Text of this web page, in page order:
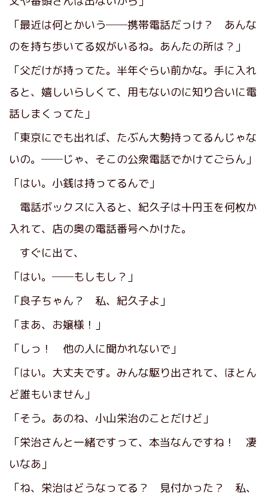
「最近は何とかいう──携帯電話だっけ？ あんな
のを持ち歩いてる奴がいるね。あんたの所は？」
「父だけが持ってた。半年ぐらい前かな。手に入れ
ると、嬉しいらしくて、用もないのに知り合いに電
話しまくってた」
「東京にでも出れば、たぶん大勢持ってるんじゃな
いの。──じゃ、そこの公衆電話でかけてごらん」
「はい。小銭は持ってるんで」
電話ボックスに入ると、紀久子は十円玉を何枚か
入れて、店の奥の電話番号へかけた。
すぐに出て、
「はい。──もしもし？」
「良子ちゃん？ 私、紀久子よ」
「まあ、お嬢様！」
「しっ！ 他の人に聞かれないで」
「はい。大丈夫です。みんな駆り出されて、ほとん
ど誰もいません」
「そう。あのね、小山栄治のことだけど」
「栄治さんと一緒ですって、本当なんですね！ 凄
いなあ」
「ね、栄治はどうなってる？ 見付かった？ 私、